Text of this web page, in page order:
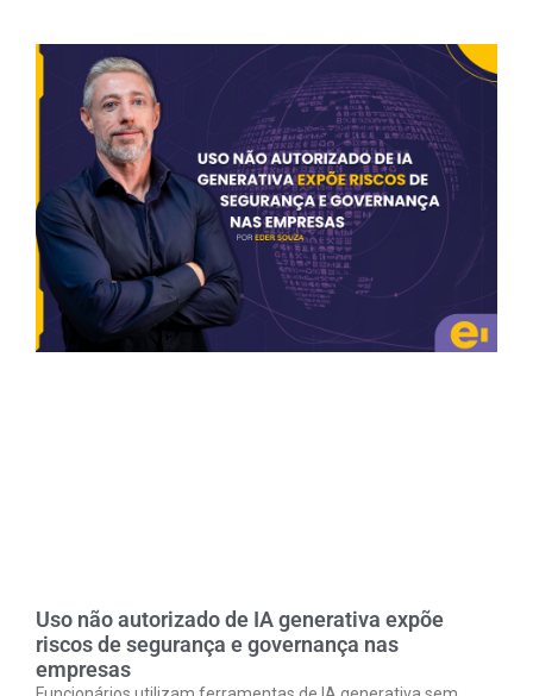
Uso não autorizado de IA generativa expõe
riscos de segurança e governança nas
empresas